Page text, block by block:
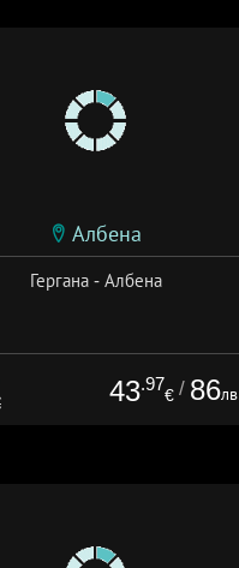
Албена
Гергана - Албена
43.97
€ / 86лв.